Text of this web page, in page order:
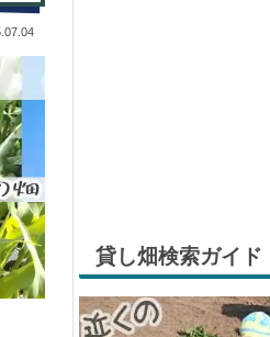
貸し畑検索ガイド